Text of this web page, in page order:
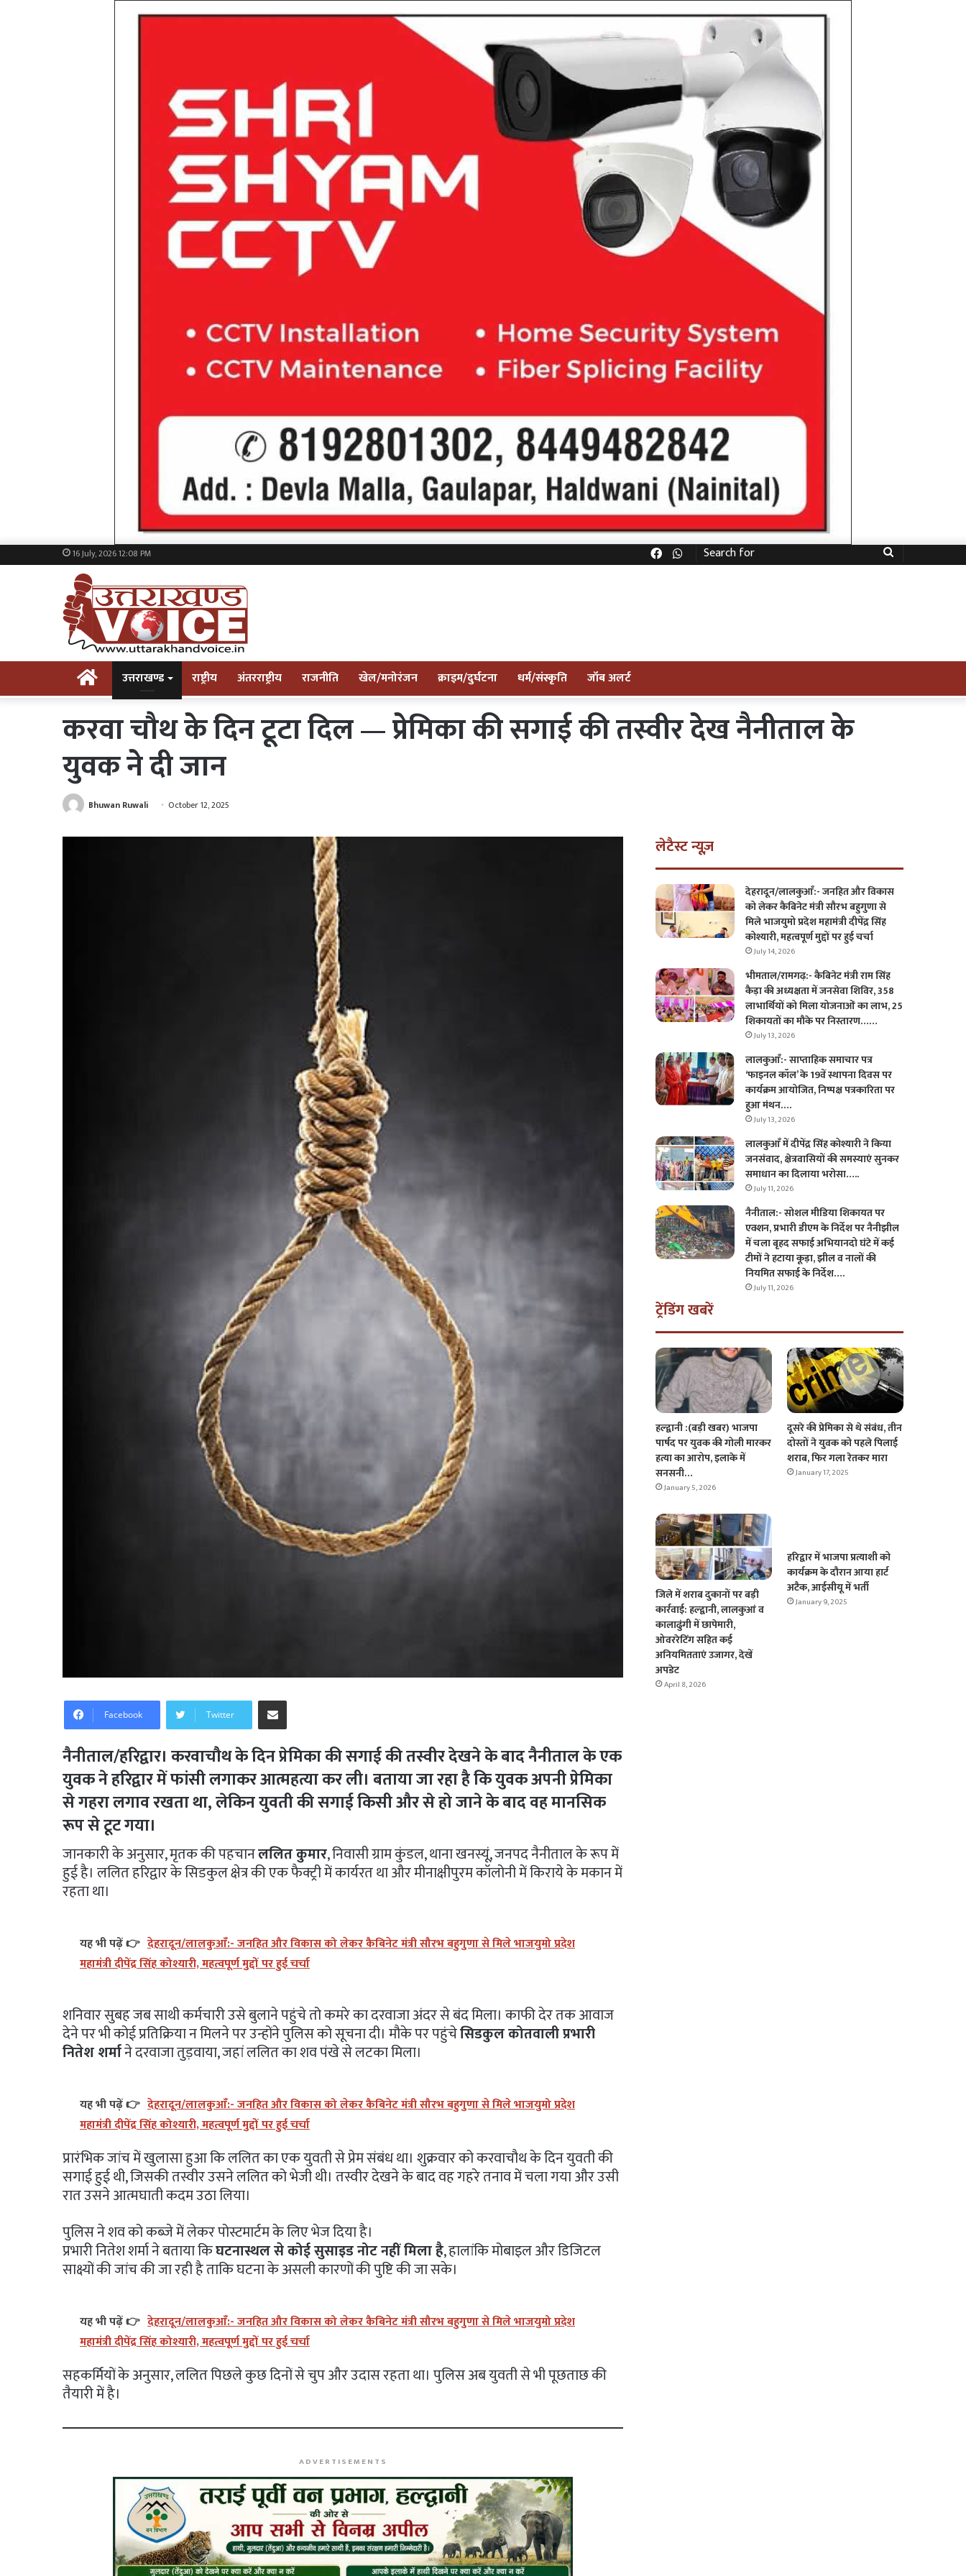
16 July, 2026 12:08 PM
Search
for
WhatsApp
Facebook
Homeउत्तराखण्ड राष्ट्रीय अंतरराष्ट्रीय राजनीति खेल/मनोरंजन क्राइम/दुर्घटना धर्म/संस्कृति जॉब अलर्ट
करवा चौथ के दिन टूटा दिल — प्रेमिका की सगाई की तस्वीर देख नैनीताल के
युवक ने दी जान
Bhuwan Ruwali October 12, 2025
Facebook Twitter
Share via Email
नैनीताल/हरिद्वार। करवाचौथ के दिन प्रेमिका की सगाई की तस्वीर देखने के बाद नैनीताल के एक
युवक ने हरिद्वार में फांसी लगाकर आत्महत्या कर ली। बताया जा रहा है कि युवक अपनी प्रेमिका
से गहरा लगाव रखता था, लेकिन युवती की सगाई किसी और से हो जाने के बाद वह मानसिक
रूप से टूट गया।
जानकारी के अनुसार, मृतक की पहचानललित कुमार, निवासी ग्राम कुंडल, थाना खनस्यूं, जनपद नैनीताल के रूप में
हुई है। ललित हरिद्वार के सिडकुल क्षेत्र की एक फैक्ट्री में कार्यरत था और मीनाक्षीपुरम कॉलोनी में किराये के मकान में
रहता था।
यह भी पढ़ें 👉 देहरादून/लालकुआँ:- जनहित और विकास को लेकर कैबिनेट मंत्री सौरभ बहुगुणा से मिले भाजयुमो प्रदेश
महामंत्री दीपेंद्र सिंह कोश्यारी, महत्वपूर्ण मुद्दों पर हुई चर्चा
शनिवार सुबह जब साथी कर्मचारी उसे बुलाने पहुंचे तो कमरे का दरवाजा अंदर से बंद मिला। काफी देर तक आवाज
देने पर भी कोई प्रतिक्रिया न मिलने पर उन्होंने पुलिस को सूचना दी। मौके पर पहुंचेसिडकुल कोतवाली प्रभारी
नितेश शर्माने दरवाजा तुड़वाया, जहां ललित का शव पंखे से लटका मिला।
यह भी पढ़ें 👉 देहरादून/लालकुआँ:- जनहित और विकास को लेकर कैबिनेट मंत्री सौरभ बहुगुणा से मिले भाजयुमो प्रदेश
महामंत्री दीपेंद्र सिंह कोश्यारी, महत्वपूर्ण मुद्दों पर हुई चर्चा
प्रारंभिक जांच में खुलासा हुआ कि ललित का एक युवती से प्रेम संबंध था। शुक्रवार को करवाचौथ के दिन युवती की
सगाई हुई थी, जिसकी तस्वीर उसने ललित को भेजी थी। तस्वीर देखने के बाद वह गहरे तनाव में चला गया और उसी
रात उसने आत्मघाती कदम उठा लिया।
पुलिस ने शव को कब्जे में लेकर पोस्टमार्टम के लिए भेज दिया है।
प्रभारी नितेश शर्मा ने बताया किघटनास्थल से कोई सुसाइड नोट नहीं मिला है, हालांकि मोबाइल और डिजिटल
साक्ष्यों की जांच की जा रही है ताकि घटना के असली कारणों की पुष्टि की जा सके।
यह भी पढ़ें 👉 देहरादून/लालकुआँ:- जनहित और विकास को लेकर कैबिनेट मंत्री सौरभ बहुगुणा से मिले भाजयुमो प्रदेश
महामंत्री दीपेंद्र सिंह कोश्यारी, महत्वपूर्ण मुद्दों पर हुई चर्चा
सहकर्मियों के अनुसार, ललित पिछले कुछ दिनों से चुप और उदास रहता था। पुलिस अब युवती से भी पूछताछ की
तैयारी में है।
ADVERTISEMENTS
लेटैस्ट न्यूज़
देहरादून/लालकुआँ:- जनहित और विकास
को लेकर कैबिनेट मंत्री सौरभ बहुगुणा से
मिले भाजयुमो प्रदेश महामंत्री दीपेंद्र सिंह
कोश्यारी, महत्वपूर्ण मुद्दों पर हुई चर्चा
July 14, 2026
भीमताल/रामगढ़:- कैबिनेट मंत्री राम सिंह
कैड़ा की अध्यक्षता में जनसेवा शिविर, 358
लाभार्थियों को मिला योजनाओं का लाभ, 25
शिकायतों का मौके पर निस्तारण……
July 13, 2026
लालकुआँ:- साप्ताहिक समाचार पत्र
‘फाइनल कॉल’ के 19वें स्थापना दिवस पर
कार्यक्रम आयोजित, निष्पक्ष पत्रकारिता पर
हुआ मंथन….
July 13, 2026
लालकुआँ में दीपेंद्र सिंह कोश्यारी ने किया
जनसंवाद, क्षेत्रवासियों की समस्याएं सुनकर
समाधान का दिलाया भरोसा…..
July 11, 2026
नैनीताल:- सोशल मीडिया शिकायत पर
एक्शन, प्रभारी डीएम के निर्देश पर नैनीझील
में चला बृहद सफाई अभियानदो घंटे में कई
टीमों ने हटाया कूड़ा, झील व नालों की
नियमित सफाई के निर्देश….
July 11, 2026
ट्रेंडिंग खबरें
हल्द्वानी :(बड़ी खबर) भाजपा
पार्षद पर युवक की गोली मारकर
हत्या का आरोप, इलाके में
सनसनी…
January 5, 2026
दूसरे की प्रेमिका से थे संबंध, तीन
दोस्तों ने युवक को पहले पिलाई
शराब, फिर गला रेतकर मारा
January 17, 2025
जिले में शराब दुकानों पर बड़ी
कार्रवाई: हल्द्वानी, लालकुआं व
कालाढुंगी में छापेमारी,
ओवररेटिंग सहित कई
अनियमितताएं उजागर, देखें
अपडेट
April 8, 2026
हरिद्वार में भाजपा प्रत्याशी को
कार्यक्रम के दौरान आया हार्ट
अटैक, आईसीयू में भर्ती
January 9, 2025